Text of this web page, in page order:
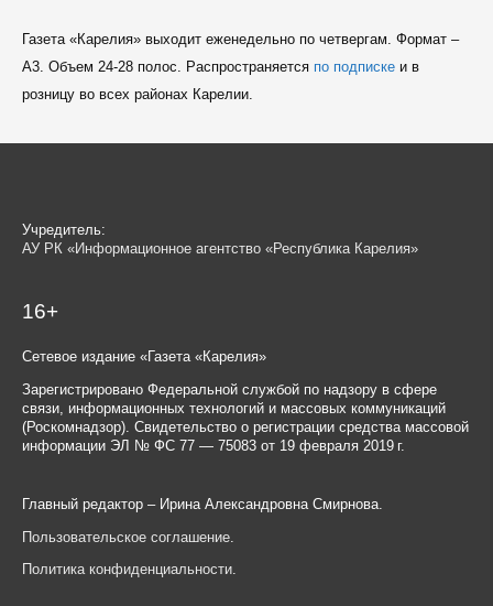
Газета «Карелия» выходит еженедельно по четвергам. Формат –
A3. Объем 24-28 полос. Распространяется по подпискеи в
розницу во всех районах Карелии.
Учредитель:
АУ РК «Информационное агентство «Республика Карелия»
16+
Сетевое издание «Газета «Карелия»
Зарегистрировано Федеральной службой по надзору в сфере
связи, информационных технологий и массовых коммуникаций
(Роскомнадзор). Свидетельство о регистрации средства массовой
информации ЭЛ № ФС 77 — 75083 от 19 февраля 2019 г.
Главный редактор – Ирина Александровна Смирнова.
Пользовательское соглашение
Политика конфиденциальности.